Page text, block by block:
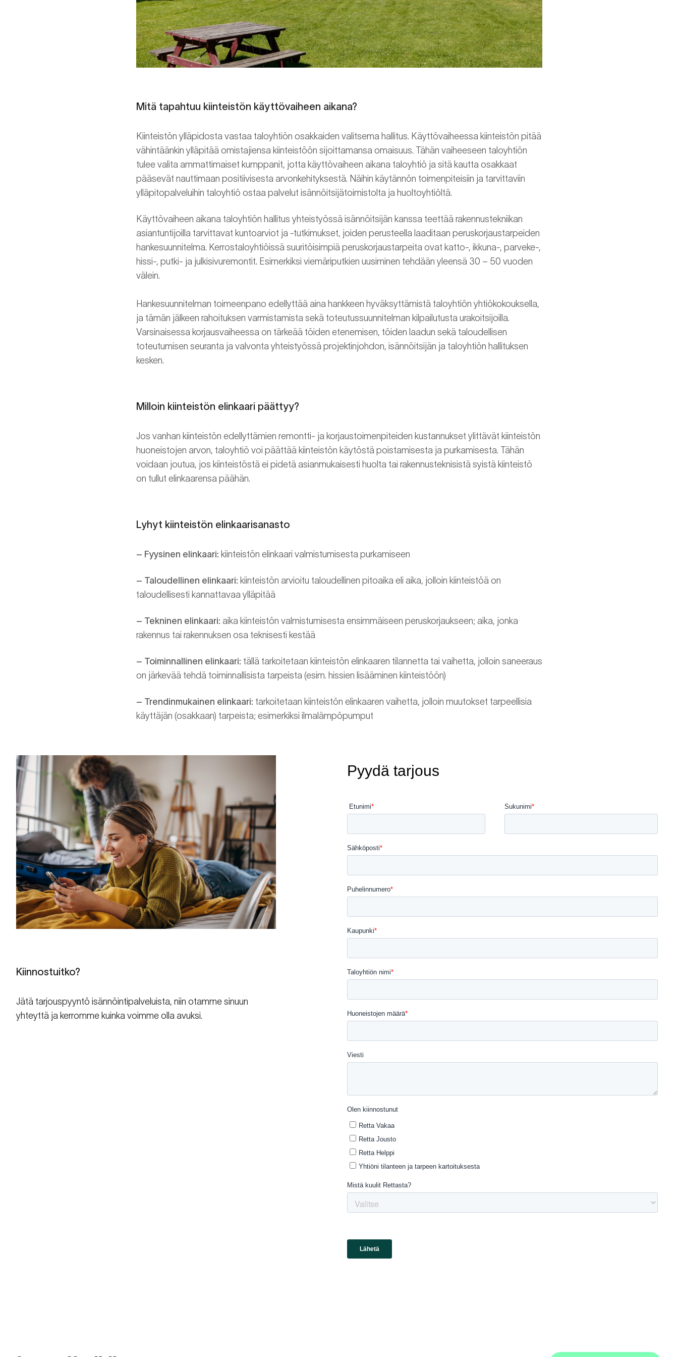
Mitä tapahtuu kiinteistön käyttövaiheen aikana?
Kiinteistön ylläpidosta vastaa taloyhtiön osakkaiden valitsema hallitus. Käyttövaiheessa kiinteistön pitää
vähintäänkin ylläpitää omistajiensa kiinteistöön sijoittamansa omaisuus. Tähän vaiheeseen taloyhtiön
tulee valita ammattimaiset kumppanit, jotta käyttövaiheen aikana taloyhtiö ja sitä kautta osakkaat
pääsevät nauttimaan positiivisesta arvonkehityksestä. Näihin käytännön toimenpiteisiin ja tarvittaviin
ylläpitopalveluihin taloyhtiö ostaa palvelut isännöitsijätoimistolta ja huoltoyhtiöltä.
Käyttövaiheen aikana taloyhtiön hallitus yhteistyössä isännöitsijän kanssa teettää rakennustekniikan
asiantuntijoilla tarvittavat kuntoarviot ja -tutkimukset, joiden perusteella laaditaan peruskorjaustarpeiden
hankesuunnitelma. Kerrostaloyhtiöissä suuritöisimpiä peruskorjaustarpeita ovat katto-, ikkuna-, parveke-,
hissi-, putki- ja julkisivuremontit. Esimerkiksi viemäriputkien uusiminen tehdään yleensä 30 – 50 vuoden
välein.
Hankesuunnitelman toimeenpano edellyttää aina hankkeen hyväksyttämistä taloyhtiön yhtiökokouksella,
ja tämän jälkeen rahoituksen varmistamista sekä toteutussuunnitelman kilpailutusta urakoitsijoilla.
Varsinaisessa korjausvaiheessa on tärkeää töiden etenemisen, töiden laadun sekä taloudellisen
toteutumisen seuranta ja valvonta yhteistyössä projektinjohdon, isännöitsijän ja taloyhtiön hallituksen
kesken.
Milloin kiinteistön elinkaari päättyy?
Jos vanhan kiinteistön edellyttämien remontti- ja korjaustoimenpiteiden kustannukset ylittävät kiinteistön
huoneistojen arvon, taloyhtiö voi päättää kiinteistön käytöstä poistamisesta ja purkamisesta. Tähän
voidaan joutua, jos kiinteistöstä ei pidetä asianmukaisesti huolta tai rakennusteknisistä syistä kiinteistö
on tullut elinkaarensa päähän.
Lyhyt kiinteistön elinkaarisanasto
– Fyysinen elinkaari: kiinteistön elinkaari valmistumisesta purkamiseen
– Taloudellinen elinkaari: kiinteistön arvioitu taloudellinen pitoaika eli aika, jolloin kiinteistöä on
taloudellisesti kannattavaa ylläpitää
– Tekninen elinkaari: aika kiinteistön valmistumisesta ensimmäiseen peruskorjaukseen; aika, jonka
rakennus tai rakennuksen osa teknisesti kestää
– Toiminnallinen elinkaari: tällä tarkoitetaan kiinteistön elinkaaren tilannetta tai vaihetta, jolloin saneeraus
on järkevää tehdä toiminnallisista tarpeista (esim. hissien lisääminen kiinteistöön)
– Trendinmukainen elinkaari: tarkoitetaan kiinteistön elinkaaren vaihetta, jolloin muutokset tarpeellisia
käyttäjän (osakkaan) tarpeista; esimerkiksi ilmalämpöpumput
Kiinnostuitko?
Jätä tarjouspyyntö isännöintipalveluista, niin otamme sinuun
yhteyttä ja kerromme kuinka voimme olla avuksi.